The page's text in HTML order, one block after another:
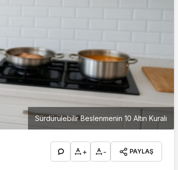
Sürdürülebilir Beslenmenin 10 Altın Kuralı
+ - PAYLAŞ